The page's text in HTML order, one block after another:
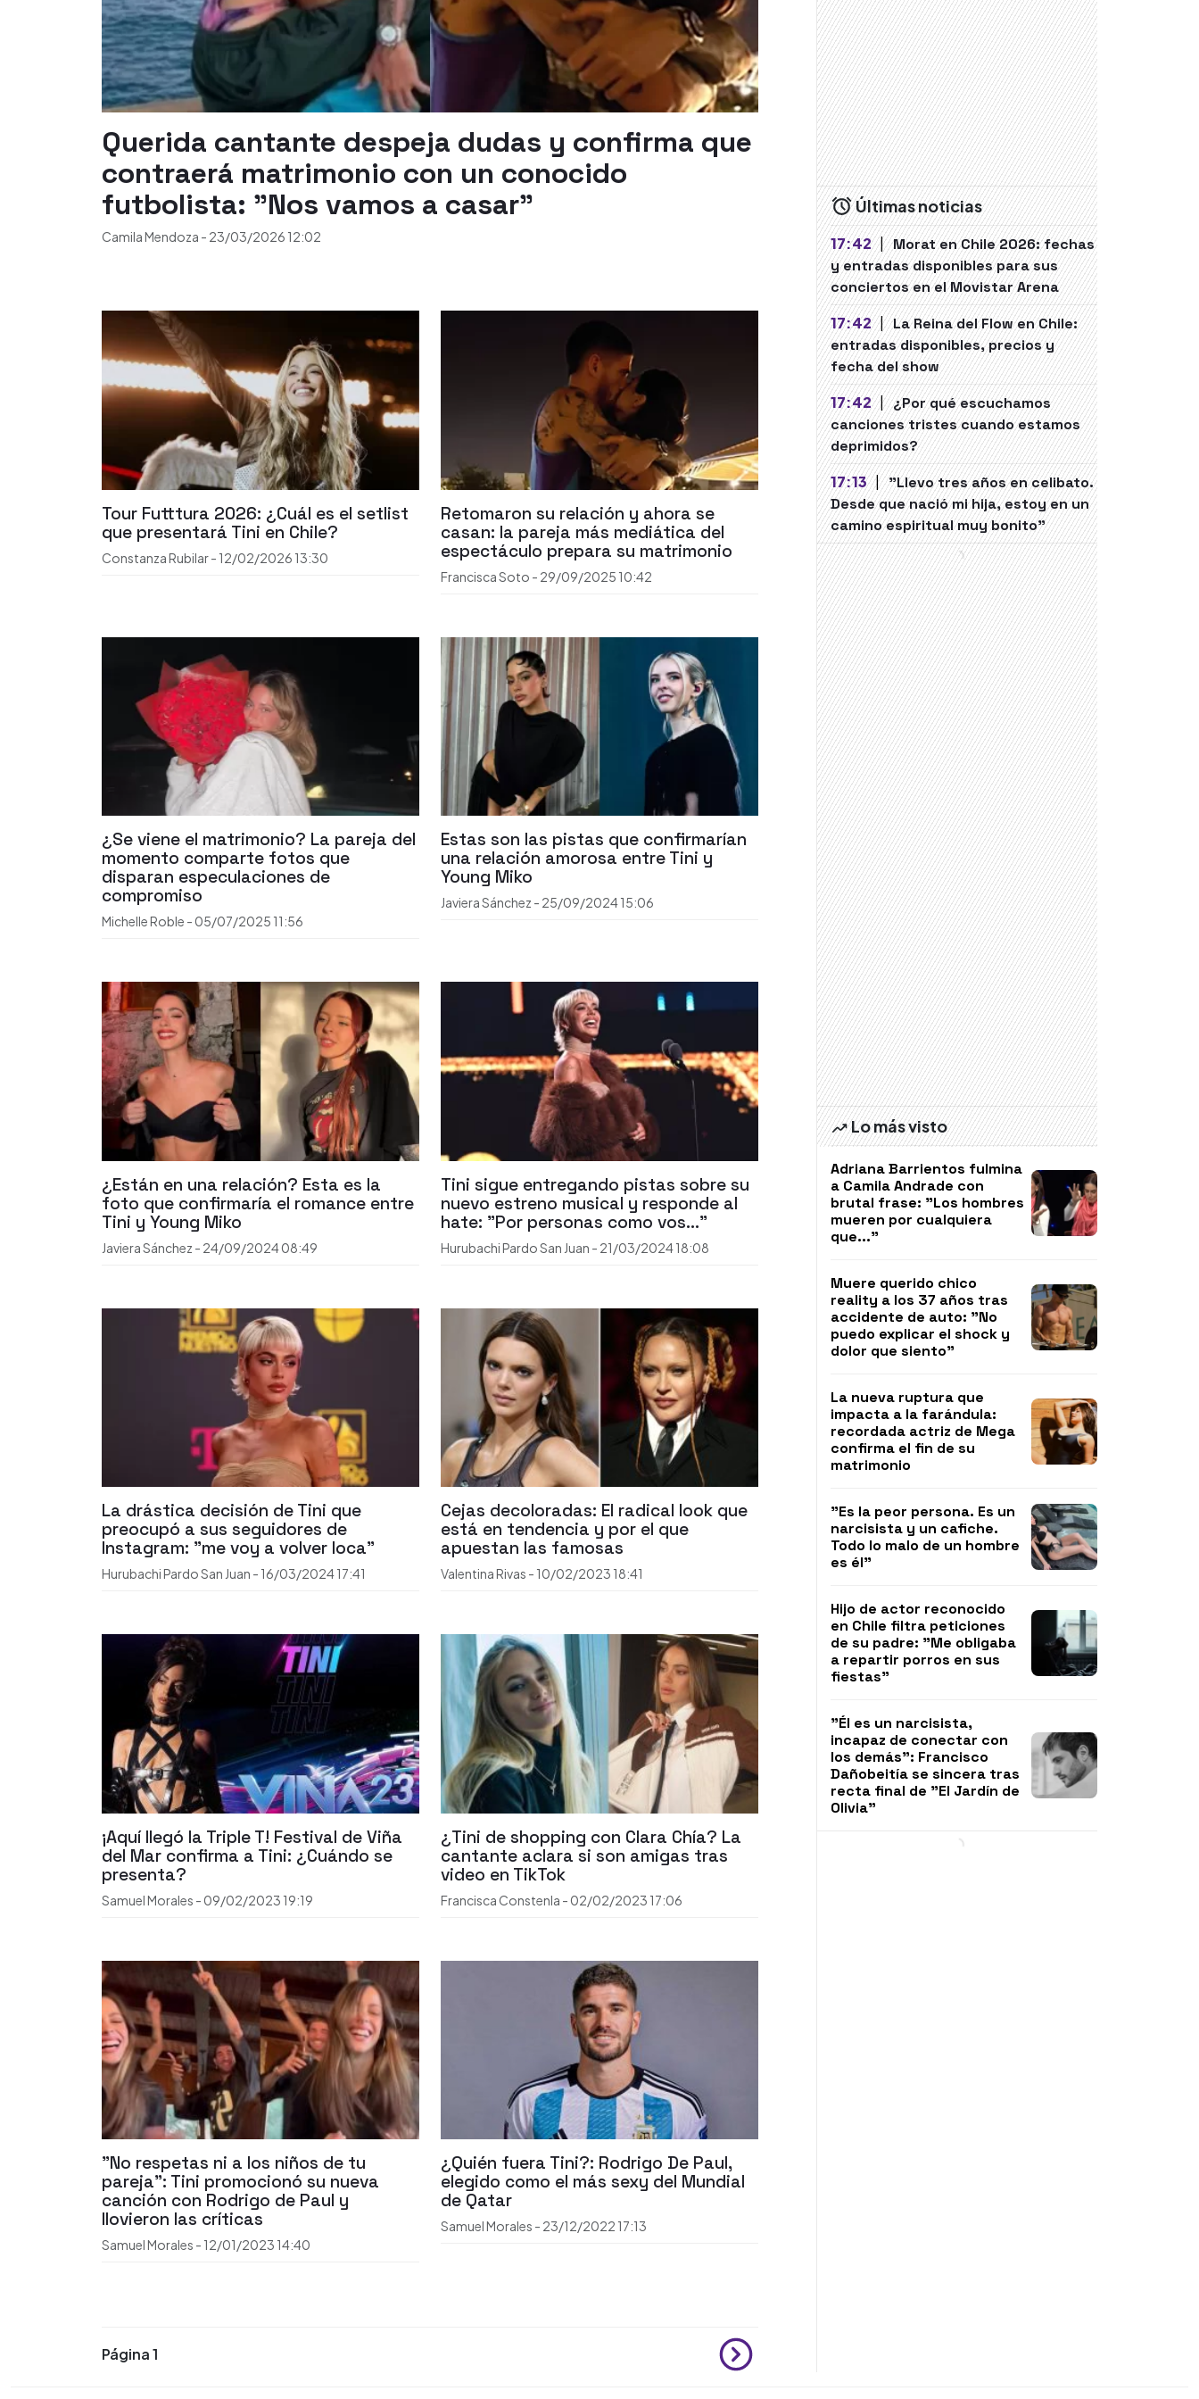
Querida cantante despeja dudas y confirma que
contraerá matrimonio con un conocido
futbolista: "Nos vamos a casar"
Camila Mendoza - 23/03/2026 12:02
Tour Futttura 2026: ¿Cuál es el setlist
que presentará Tini en Chile?
Constanza Rubilar- 12/02/2026 13:30
Retomaron su relación y ahora se
casan: la pareja más mediática del
espectáculo prepara su matrimonio
Francisca Soto - 29/09/2025 10:42
¿Se viene el matrimonio? La pareja del
momento comparte fotos que
disparan especulaciones de
compromiso
Michelle Roble - 05/07/2025 11:56
Estas son las pistas que confirmarían
una relación amorosa entre Tini y
Young Miko
Javiera Sánchez - 25/09/202415:06
¿Están en una relación? Esta es la
foto que confirmaría el romance entre
Tini y Young Miko
Javiera Sánchez - 24/09/202408:49
Tini sigue entregando pistas sobre su
nuevo estreno musical y responde al
hate: "Por personas como vos..."
Hurubachi Pardo San Juan - 21/03/202418:08
La drástica decisión de Tini que
preocupó a sus seguidores de
Instagram: "me voy a volver loca"
Hurubachi Pardo San Juan - 16/03/202417:41
Cejas decoloradas: El radical look que
está en tendencia y por el que
apuestan las famosas
Valentina Rivas - 10/02/2023 18:41
¡Aquí llegó la Triple T! Festival de Viña
del Mar confirma a Tini: ¿Cuándo se
presenta?
Samuel Morales - 09/02/2023 19:19
¿Tini de shopping con Clara Chía? La
cantante aclara si son amigas tras
video en TikTok
Francisca Constenla - 02/02/2023 17:06
"No respetas ni a los niños de tu
pareja": Tini promocionó su nueva
canción con Rodrigo de Paul y
llovieron las críticas
Samuel Morales - 12/01/2023 14:40
¿Quién fuera Tini?: Rodrigo De Paul,
elegido como el más sexy del Mundial
de Qatar
Samuel Morales - 23/12/2022 17:13
Página 1
Últimas noticias
17:42 | Morat en Chile 2026: fechas
y entradas disponibles para sus
conciertos en el Movistar Arena
17:42 | La Reina del Flow en Chile:
entradas disponibles, precios y
fecha del show
17:42 | ¿Por qué escuchamos
canciones tristes cuando estamos
deprimidos?
17:13 | "Llevo tres años en celibato.
Desde que nació mi hija, estoy en un
camino espiritual muy bonito"
Lo más visto
Adriana Barrientos fulmina
a Camila Andrade con
brutal frase: "Los hombres
mueren por cualquiera
que..."
Muere querido chico
reality a los 37 años tras
accidente de auto: "No
puedo explicar el shock y
dolor que siento"
La nueva ruptura que
impacta a la farándula:
recordada actriz de Mega
confirma el fin de su
matrimonio
"Es la peor persona. Es un
narcisista y un cafiche.
Todo lo malo de un hombre
es él"
Hijo de actor reconocido
en Chile filtra peticiones
de su padre: "Me obligaba
a repartir porros en sus
fiestas"
"Él es un narcisista,
incapaz de conectar con
los demás": Francisco
Dañobeitía se sincera tras
recta final de "El Jardín de
Olivia"